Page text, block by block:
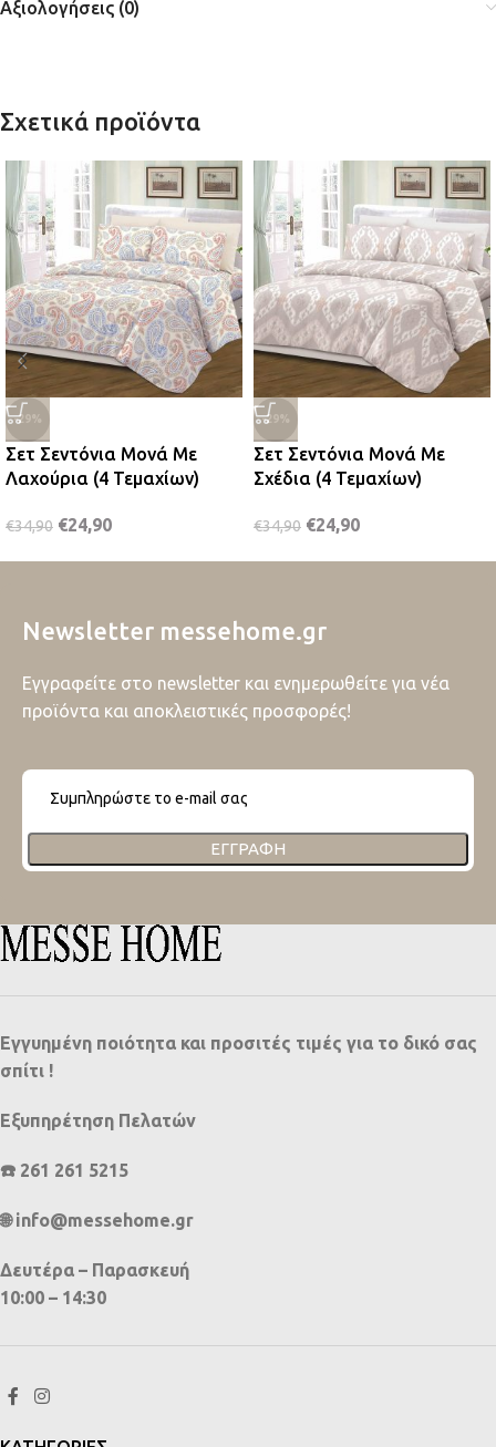
Αξιολογήσεις (0)
Σχετικά προϊόντα
-29%
Σετ Σεντόνια Μονά Με
Λαχούρια (4 Τεμαχίων)
€34,90 €24,90
-29%
Σετ Σεντόνια Μονά Με
Σχέδια (4 Τεμαχίων)
€34,90 €24,90
Newsletter messehome.gr
Εγγραφείτε στο newsletter και ενημερωθείτε για νέα
προϊόντα και αποκλειστικές προσφορές!
ΕΓΓΡΑΦΉ
Εγγυημένη ποιότητα και προσιτές τιμές για το δικό σας
σπίτι !
Εξυπηρέτηση Πελατών
☎️ 261 261 5215
🌐 info@messehome.gr
Δευτέρα – Παρασκευή
10:00 – 14:30